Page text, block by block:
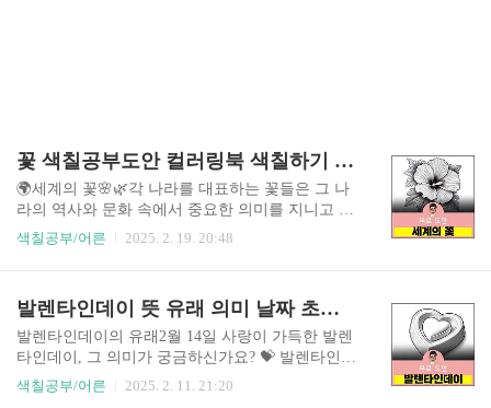
꽃 색칠공부도안 컬러링북 색칠하기 색칠공부 유아 어르신 노인 시니어 인지프로그램 치매예방 활동지 무료
🌍세계의 꽃🌸🌿각 나라를 대표하는 꽃들은 그 나
라의 역사와 문화 속에서 중요한 의미를 지니고 있
어요. 오늘은 한국을 포함한 10개국의 국화를 소개
인의 강인한 정신과 끈기를 상징하며, 여름부터 가
을까지 계속해서 피어나는 아름다운 꽃이에요.2.
일본 - 벚꽃 (Sakura, Prunus serrulata) 🌸꽃말: 삶의
덧없음, 새로운 시작벚꽃은 짧고 화려하게 피었다
가 금세 지는 모습 때문에 일본에서는 "순간의 아
색칠공부/어른 2025. 2. 19. 20:48
발렌타인데이 뜻 유래 의미 날짜 초콜릿 만들기 색칠공부도안 컬러링북 색칠하기 색칠공부 유아 어르신 노인 시니어 인지프로그램 치매예방 활동지 무료
발렌타인데이의 유래2월 14일 사랑이 가득한 발렌
타인데이, 그 의미가 궁금하신가요? 💝 발렌타인데
이의 탄생은 로마 제국의 한 용감한 신부님으로부
색칠공부/어른 2025. 2. 11. 21:20